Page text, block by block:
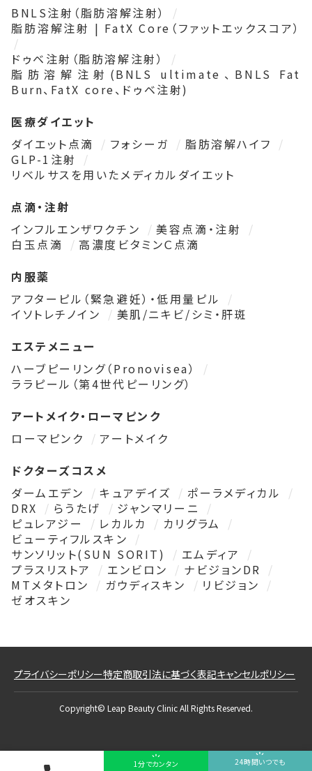
1分でカンタン 24時間いつでも
BNLS注射（脂肪溶解注射）
脂肪溶解注射 | FatX Core（ファットエックスコア）
ドゥベ注射（脂肪溶解注射）
脂肪溶解注射(BNLS ultimate、BNLS Fat
Burn、FatX core、ドゥベ注射)
医療ダイエット
ダイエット点滴
フォシーガ
脂肪溶解ハイフ
GLP-1注射
リベルサスを用いたメディカルダイエット
点滴・注射
インフルエンザワクチン
美容点滴・注射
白玉点滴
高濃度ビタミンＣ点滴
内服薬
アフターピル（緊急避妊）・低用量ピル
イソトレチノイン
美肌/ニキビ/シミ・肝斑
エステメニュー
ハーブピーリング（Pronovisea）
ララピール（第4世代ピーリング）
アートメイク・ローマピンク
ローマピンク
アートメイク
ドクターズコスメ
ダームエデン
キュアデイズ
ポーラメディカル
DRX
らうたげ
ジャンマリーニ
ピュレアジー
レカルカ
カリグラム
ビューティフルスキン
サンソリット(SUN SORIT)
エムディア
プラスリストア
エンビロン
ナビジョンDR
MTメタトロン
ガウディスキン
リビジョン
ゼオスキン
プライバシーポリシー特定商取引法に基づく表記キャンセルポリシー
Copyright© Leap Beauty Clinic All Rights Reserved.